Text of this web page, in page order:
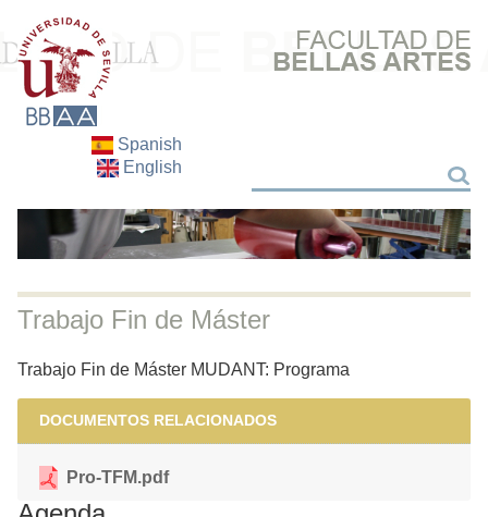
Spanish
English
Search
Trabajo Fin de Máster
Trabajo Fin de Máster MUDANT: Programa
DOCUMENTOS RELACIONADOS
Pro-TFM.pdf